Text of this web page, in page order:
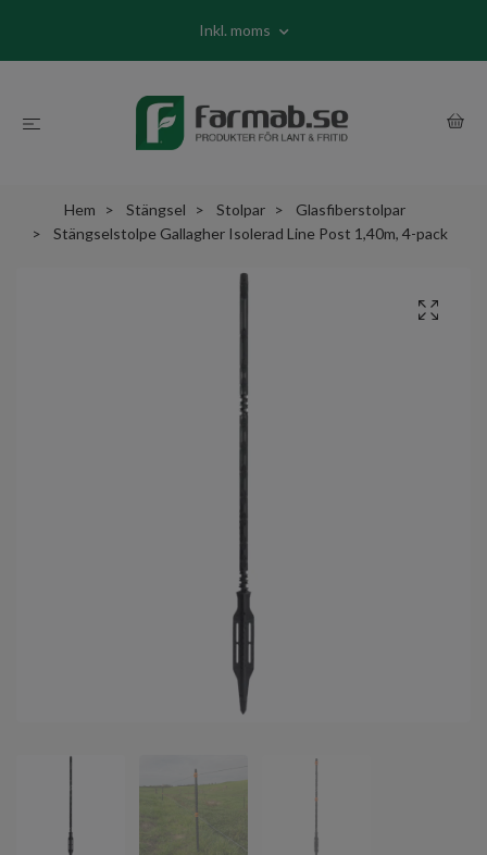
Inkl. moms
Hem Stängsel Stolpar
Glasfiberstolpar
Stängselstolpe Gallagher Isolerad Line Post 1,40m, 4-pack